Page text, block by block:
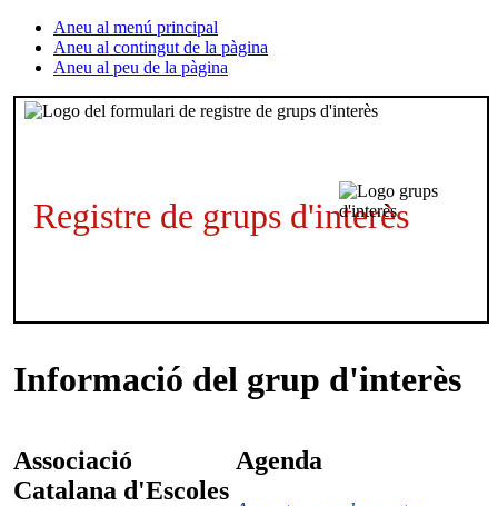
Aneu al menú principal
Aneu al contingut de la pàgina
Aneu al peu de la pàgina
Registre de grups d'interès
Informació del grup d'interès
Associació
Catalana d'Escoles
Agenda